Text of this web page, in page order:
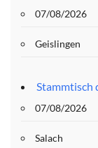
07/08/2026
Geislingen
Stammtisch
07/08/2026
Salach